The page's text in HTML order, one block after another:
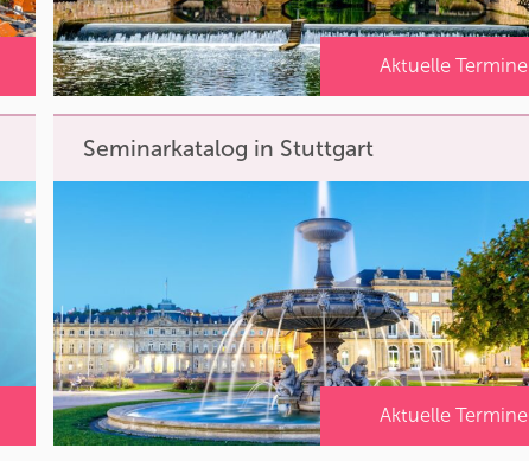
Aktuelle Termine
Seminarkatalog in Stuttgart
Aktuelle Termine